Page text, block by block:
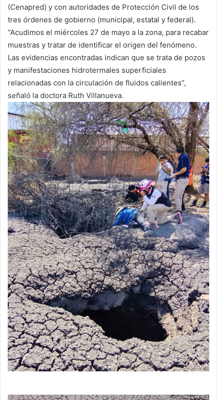
(Cenapred) y con autoridades de Protección Civil de los
tres órdenes de gobierno (municipal, estatal y federal).
“Acudimos el miércoles 27 de mayo a la zona, para recabar
muestras y tratar de identificar el origen del fenómeno.
Las evidencias encontradas indican que se trata de pozos
y manifestaciones hidrotermales superficiales
relacionadas con la circulación de fluidos calientes”,
señaló la doctora Ruth Villanueva.